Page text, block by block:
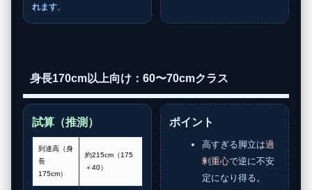
れます。
身長170cm以上向け：60〜70cmクラス
試算（推測）
到達高（身
長
175cm）
約215cm（175
＋40）
ポイント
高すぎる脚立は過
剰重心で逆に不安
定になり得る。